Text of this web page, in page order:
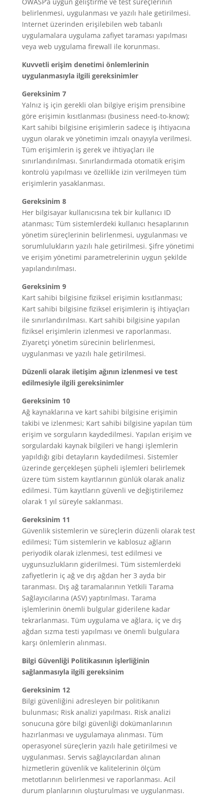
belirlenmesi, uygulanması ve yazılı hale getirilmesi.
Internet üzerinden erişilebilen web tabanlı
uygulamalara uygulama zafiyet taraması yapılması
veya web uygulama firewall ile korunması.
Kuvvetli erişim denetimi önlemlerinin
uygulanmasıyla ilgili gereksinimler
Gereksinim 7
Yalnız iş için gerekli olan bilgiye erişim prensibine
göre erişimin kısıtlanması (business need-to-know);
Kart sahibi bilgisine erişimlerin sadece iş ihtiyacına
uygun olarak ve yönetimin imzalı onayıyla verilmesi.
Tüm erişimlerin iş gerek ve ihtiyaçları ile
sınırlandırılması. Sınırlandırmada otomatik erişim
kontrolü yapılması ve özellikle izin verilmeyen tüm
erişimlerin yasaklanması.
Gereksinim 8
Her bilgisayar kullanıcısına tek bir kullanıcı ID
atanması; Tüm sistemlerdeki kullanıcı hesaplarının
yönetim süreçlerinin belirlenmesi, uygulanması ve
sorumlulukların yazılı hale getirilmesi. Şifre yönetimi
ve erişim yönetimi parametrelerinin uygun şekilde
yapılandırılması.
Gereksinim 9
Kart sahibi bilgisine fiziksel erişimin kısıtlanması;
Kart sahibi bilgisine fiziksel erişimlerin iş ihtiyaçları
ile sınırlandırılması. Kart sahibi bilgisine yapılan
fiziksel erişimlerin izlenmesi ve raporlanması.
Ziyaretçi yönetim sürecinin belirlenmesi,
uygulanması ve yazılı hale getirilmesi.
Düzenli olarak iletişim ağının izlenmesi ve test
edilmesiyle ilgili gereksinimler
Gereksinim 10
Ağ kaynaklarına ve kart sahibi bilgisine erişimin
takibi ve izlenmesi; Kart sahibi bilgisine yapılan tüm
erişim ve sorguların kaydedilmesi. Yapılan erişim ve
sorgulardaki kaynak bilgileri ve hangi işlemlerin
yapıldığı gibi detayların kaydedilmesi. Sistemler
üzerinde gerçekleşen şüpheli işlemleri belirlemek
üzere tüm sistem kayıtlarının günlük olarak analiz
edilmesi. Tüm kayıtların güvenli ve değiştirilemez
olarak 1 yıl süreyle saklanması.
Gereksinim 11
Güvenlik sistemlerin ve süreçlerin düzenli olarak test
edilmesi; Tüm sistemlerin ve kablosuz ağların
periyodik olarak izlenmesi, test edilmesi ve
uygunsuzlukların giderilmesi. Tüm sistemlerdeki
zafiyetlerin iç ağ ve dış ağdan her 3 ayda bir
taranması. Dış ağ taramalarının Yetkili Tarama
Sağlayıcılarına (ASV) yaptırılması. Tarama
işlemlerinin önemli bulgular giderilene kadar
tekrarlanması. Tüm uygulama ve ağlara, iç ve dış
ağdan sızma testi yapılması ve önemli bulgulara
karşı önlemlerin alınması.
Bilgi Güvenliği Politikasının işlerliğinin
sağlanmasıyla ilgili gereksinim
Gereksinim 12
Bilgi güvenliğini adresleyen bir politikanın
bulunması; Risk analizi yapılması. Risk analizi
sonucuna göre bilgi güvenliği dokümanlarının
hazırlanması ve uygulamaya alınması. Tüm
operasyonel süreçlerin yazılı hale getirilmesi ve
uygulanması. Servis sağlayıcılardan alınan
hizmetlerin güvenlik ve kalitelerinin ölçüm
metotlarının belirlenmesi ve raporlanması. Acil
durum planlarının oluşturulması ve uygulanması.